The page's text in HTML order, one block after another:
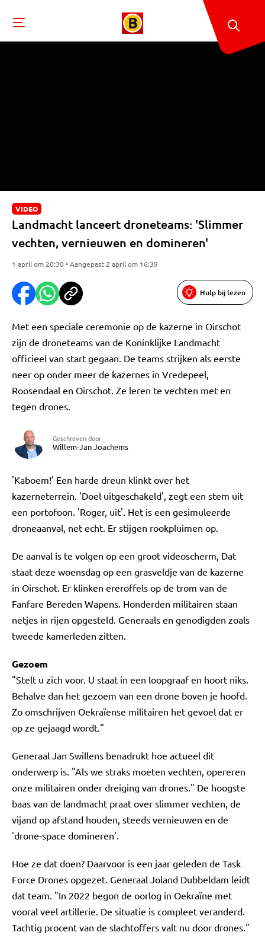
VIDEO
Landmacht lanceert droneteams: 'Slimmer
vechten, vernieuwen en domineren'
1 april om 20:30 • Aangepast 2 april om 16:39
Hulp bij lezen
Met een speciale ceremonie op de kazerne in Oirschot
zijn de droneteams van de Koninklijke Landmacht
officieel van start gegaan. De teams strijken als eerste
neer op onder meer de kazernes in Vredepeel,
Roosendaal en Oirschot. Ze leren te vechten met en
tegen drones.
Geschreven door
Willem-Jan Joachems
'Kaboem!' Een harde dreun klinkt over het
kazerneterrein. 'Doel uitgeschakeld', zegt een stem uit
een portofoon. 'Roger, uit'. Het is een gesimuleerde
droneaanval, net echt. Er stijgen rookpluimen op.
De aanval is te volgen op een groot videoscherm, Dat
staat deze woensdag op een grasveldje van de kazerne
in Oirschot. Er klinken ereroffels op de trom van de
Fanfare Bereden Wapens. Honderden militairen staan
netjes in rijen opgesteld. Generaals en genodigden zoals
tweede kamerleden zitten.
Gezoem
"Stelt u zich voor. U staat in een loopgraaf en hoort niks.
Behalve dan het gezoem van een drone boven je hoofd.
Zo omschrijven Oekraïense militairen het gevoel dat er
op ze gejaagd wordt."
Generaal Jan Swillens benadrukt hoe actueel dit
onderwerp is. "Als we straks moeten vechten, opereren
onze militairen onder dreiging van drones." De hoogste
baas van de landmacht praat over slimmer vechten, de
vijand op afstand houden, steeds vernieuwen en de
'drone-space domineren'.
Hoe ze dat doen? Daarvoor is een jaar geleden de Task
Force Drones opgezet. Generaal Joland Dubbeldam leidt
dat team. "In 2022 begon de oorlog in Oekraïne met
vooral veel artillerie. De situatie is compleet veranderd.
Tachtig procent van de slachtoffers valt nu door drones."